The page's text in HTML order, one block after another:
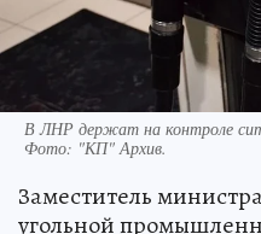
В ЛНР держат на контроле
Фото: "КП" Архив.
Заместитель
угольной